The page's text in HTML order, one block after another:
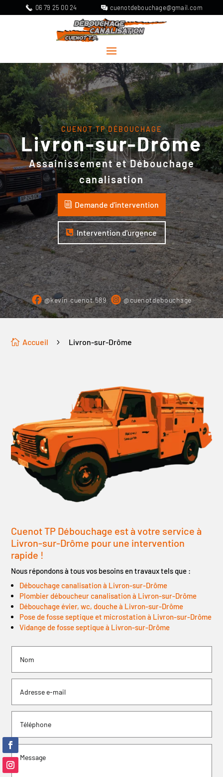
06 79 25 00 24 cuenotdebouchage@gmail.com
CUENOT TP DÉBOUCHAGE
Livron-sur-Drôme
Assainissement et Débouchage
canalisation
CUENOT
Demande d'intervention
Intervention d'urgence
@kevin.cuenot.589 @cuenotdebouchage
 Accueil 5 Livron-sur-Drôme
Cuenot TP Débouchage est à votre service à
Livron-sur-Drôme pour une intervention
rapide !
Nous répondons à tous vos besoins en travaux tels que :
Débouchage canalisation à Livron-sur-Drôme
Plombier déboucheur canalisation à Livron-sur-Drôme
Débouchage évier, wc, douche à Livron-sur-Drôme
Pose de fosse septique et microstation à Livron-sur-Drôme
Vidange de fosse septique à Livron-sur-Drôme